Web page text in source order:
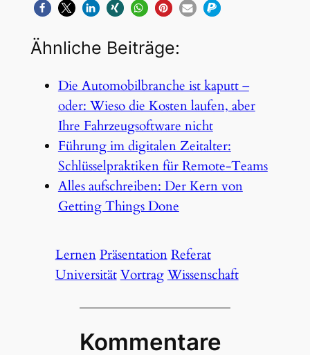
Ähnliche Beiträge:
Die Automobilbranche ist kaputt –
oder: Wieso die Kosten laufen, aber
Ihre Fahrzeugsoftware nicht
Führung im digitalen Zeitalter:
Schlüsselpraktiken für Remote-Teams
Alles aufschreiben: Der Kern von
Getting Things Done
Lernen Präsentation Referat
Universität Vortrag Wissenschaft
Kommentare